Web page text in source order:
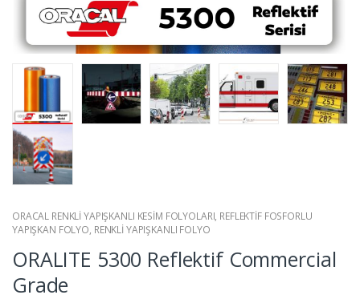
ORACAL RENKLİ YAPIŞKANLI KESİM FOLYOLARI, REFLEKTİF FOSFORLU
YAPIŞKAN FOLYO, RENKLİ YAPIŞKANLI FOLYO
ORALITE 5300 Reflektif Commercial
Grade